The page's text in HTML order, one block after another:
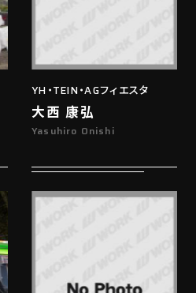
YH・TEIN・AGフィエスタ
大西 康弘
Yasuhiro Onishi